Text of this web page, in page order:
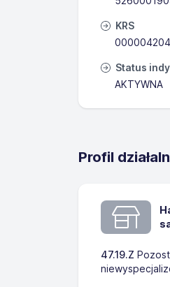
KRS
Status
AKTYWNA
Profil
47.19.Z